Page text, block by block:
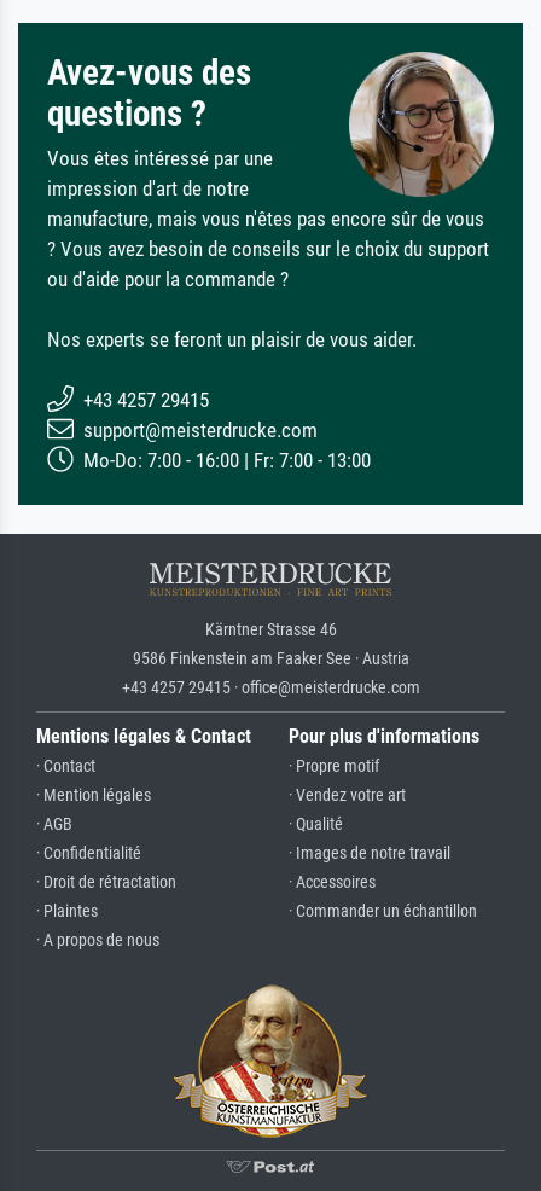
Avez-vous des
questions ?
Vous êtes intéressé par une
impression d'art de notre
manufacture, mais vous n'êtes pas encore sûr de vous
? Vous avez besoin de conseils sur le choix du support
ou d'aide pour la commande ?
Nos experts se feront un plaisir de vous aider.
+43 4257 29415
support@meisterdrucke.com
Mo-Do: 7:00 - 16:00 | Fr: 7:00 - 13:00
Kärntner Strasse 46
9586 Finkenstein am Faaker See · Austria
+43 4257 29415 · office@meisterdrucke.com
Mentions légales & Contact
· Contact
· Mention légales
· AGB
· Confidentialité
· Droit de rétractation
· Plaintes
· A propos de nous
Pour plus d'informations
· Propre motif
· Vendez votre art
· Qualité
· Images de notre travail
· Accessoires
· Commander un échantillon